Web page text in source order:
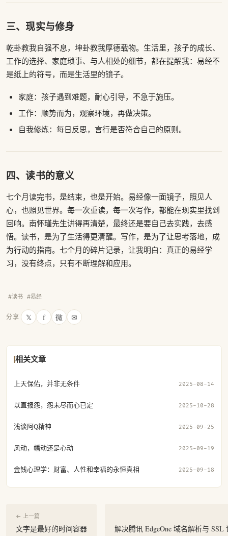
三、现实与修身
乾卦教我自强不息，坤卦教我厚德载物。生活里，孩子的成长、
工作的选择、家庭琐事、与人相处的细节，都在提醒我：易经不
是纸上的符号，而是生活里的镜子。
家庭：孩子遇到难题，耐心引导，不急于施压。
工作：顺势而为，观察环境，再做决策。
自我修炼：每日反思，言行是否符合自己的原则。
四、读书的意义
七个月读完书，是结束，也是开始。易经像一面镜子，照见人
心，也照见世界。每一次重读，每一次写作，都能在现实里找到
回响。南怀瑾先生讲得再清楚，最终还是要自己去实践，去感
悟。读书，是为了生活得更清醒。写作，是为了让思考落地，成
为行动的指南。七个月的碎片记录，让我明白：真正的易经学
习，没有终点，只有不断理解和应用。
#读书 #易经
分享 𝕏 f 微 ✉
相关文章
上天保佑，并非无条件 2025-08-14
以直报怨，怨未尽而心已定 2025-10-28
浅谈阿Q精神 2025-09-25
风动，幡动还是心动 2025-09-19
金钱心理学：财富、人性和幸福的永恒真相 2025-09-18
← 上一篇
文字是最好的时间容器 解决腾讯 EdgeOne 域名解析与